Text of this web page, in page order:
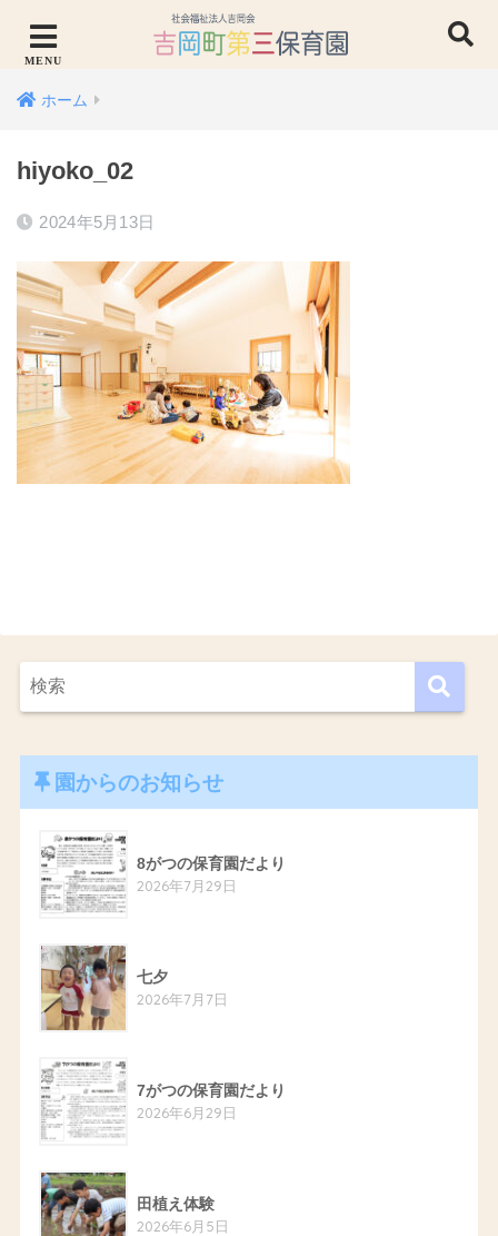
ホーム
hiyoko_02
2024年5月13日
園からのお知らせ
8がつの保育園だより
2026年7月29日
七夕
2026年7月7日
7がつの保育園だより
2026年6月29日
田植え体験
2026年6月5日